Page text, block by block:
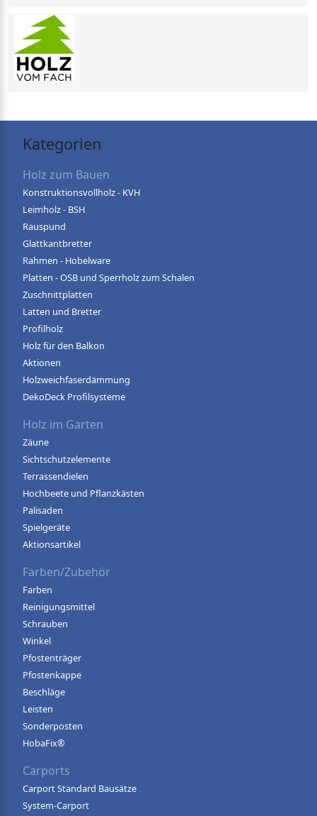
Kategorien
Holz zum Bauen
Konstruktionsvollholz - KVH
Leimholz - BSH
Rauspund
Glattkantbretter
Rahmen - Hobelware
Platten - OSB und Sperrholz zum Schalen
Zuschnittplatten
Latten und Bretter
Profilholz
Holz für den Balkon
Aktionen
Holzweichfaserdämmung
DekoDeck Profilsysteme
Holz im Garten
Zäune
Sichtschutzelemente
Terrassendielen
Hochbeete und Pflanzkästen
Palisaden
Spielgeräte
Aktionsartikel
Farben/Zubehör
Farben
Reinigungsmittel
Schrauben
Winkel
Pfostenträger
Pfostenkappe
Beschläge
Leisten
Sonderposten
HobaFix®
Carports
Carport Standard Bausätze
System-Carport